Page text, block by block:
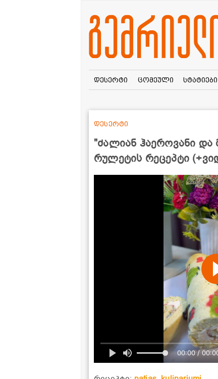
დესერტი ცომეული სტატიები
"ძალიან ჰაეროვანი და
რულეტის რეცეპტი
დესერტი
00:00 /